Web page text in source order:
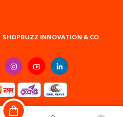
SHOPBUZZ INNOVATION & CO.